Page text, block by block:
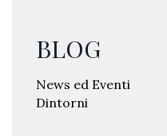
BLOG
News ed Eventi
Dintorni